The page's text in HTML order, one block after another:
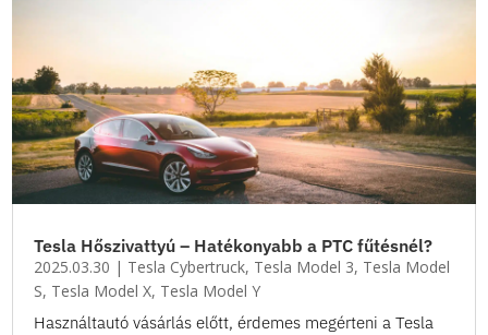
Tesla Hőszivattyú – Hatékonyabb a PTC fűtésnél?
2025.03.30 | Tesla Cybertruck, Tesla Model 3, Tesla Model
S, Tesla Model X, Tesla Model Y
Használtautó vásárlás előtt, érdemes megérteni a Tesla